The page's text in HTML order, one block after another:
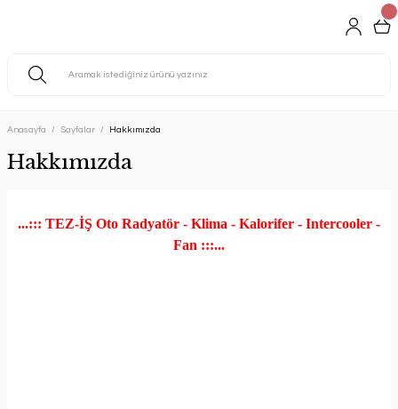
Anasayfa Sayfalar Hakkımızda
Hakkımızda
...::: TEZ-İŞ Oto Radyatör - Klima - Kalorifer - Intercooler -
Fan :::...